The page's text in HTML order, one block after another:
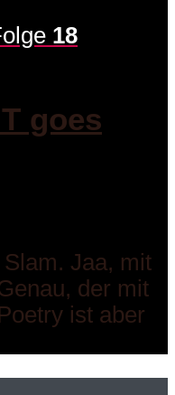
18
goes
Jaa, mit
der mit
ist aber